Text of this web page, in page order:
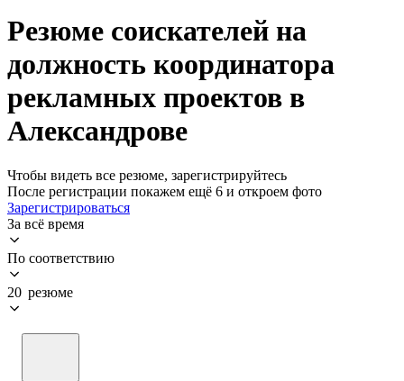
Резюме соискателей на
должность координатора
рекламных проектов в
Александрове
Чтобы видеть все резюме, зарегистрируйтесь
После регистрации покажем ещё 6 и откроем фото
Зарегистрироваться
За всё время
По соответствию
20 резюме